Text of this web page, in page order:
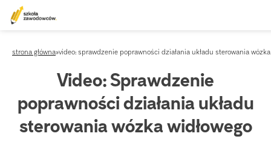
strona główna»video: sprawdzenie poprawności działania układu sterowania wózka
Video: Sprawdzenie
poprawności działania układu
sterowania wózka widłowego